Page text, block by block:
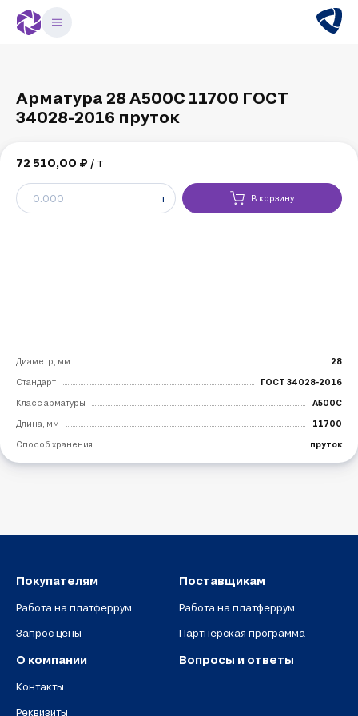
Арматура 28 А500С 11700 ГОСТ
34028-2016 пруток
72 510,00 ₽ / т
т В корзину
Диаметр, мм 28
Стандарт ГОСТ 34028-2016
Класс арматуры А500С
Длина, мм 11700
Способ хранения пруток
Покупателям
Работа на платферрум
Запрос цены
Поставщикам
Работа на платферрум
Партнерская программа
О компании
Контакты
Реквизиты
Вопросы и ответы